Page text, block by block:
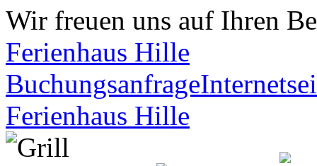
Wir freuen uns auf Ihren
Ferienhaus Hille
Buchungsanfrage
Ferienhaus Hille